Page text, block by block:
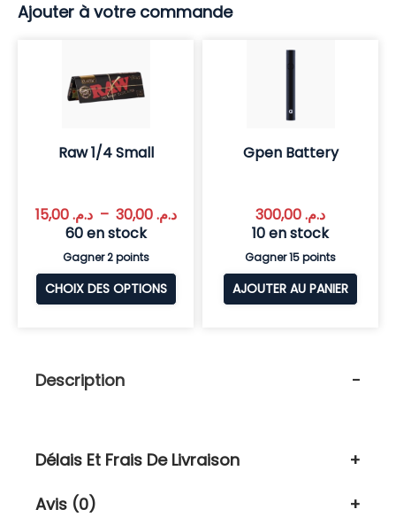
Ajouter à votre commande
Raw 1/4 Small
د.م.15,00 – د.م.30,00
60 en stock
Gagner 2 points
CHOIX DES OPTIONS
Gpen Battery
د.م.
10 en stock
Gagner 15 points
AJOUTER AU PANIER
Description
Délais Et Frais De Livraison
Avis (0)